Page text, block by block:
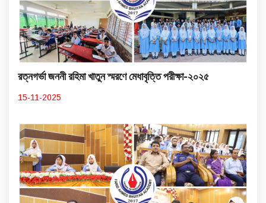
রত্নগর্ভা জননী রহিমা খাতুন স্মরণে মেধাবৃত্তি পরীক্ষা-২০২৫
15-11-2025